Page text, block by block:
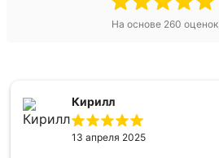
На основе 260 оценок
Кирилл
13 апреля 2025